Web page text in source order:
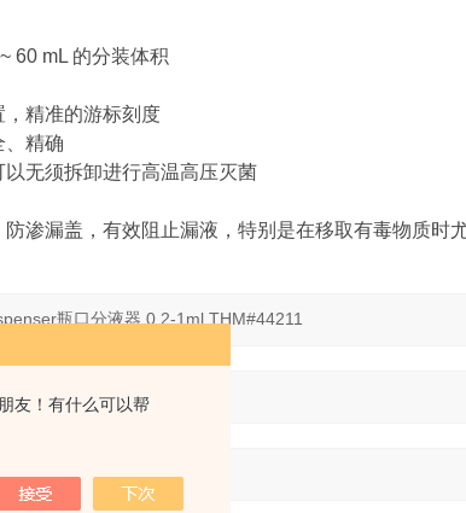
友！有什么可以帮
60 mL 的分装体积
精准的游标刻度
、精确
无须拆卸进行高温高压灭菌
渗漏盖，有效阻止漏液，特别是在移取有毒物质时